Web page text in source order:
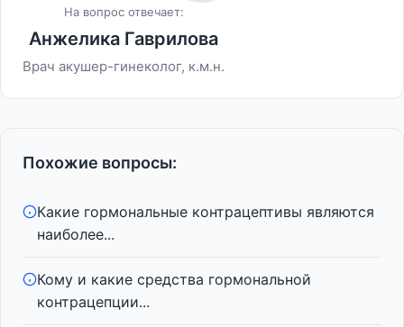
На вопрос отвечает:
Анжелика Гаврилова
Врач акушер-гинеколог, к.м.н.
Похожие вопросы:
Какие гормональные контрацептивы являются
наиболее...
Кому и какие средства гормональной
контрацепции...